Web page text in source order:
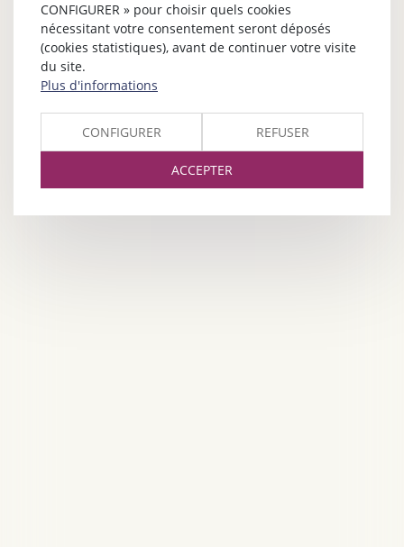
CONFIGURER » pour choisir quels cookies
nécessitant votre consentement seront déposés
(cookies statistiques), avant de continuer votre visite
du site.
Plus d'informations
CONFIGURER REFUSER
ACCEPTER